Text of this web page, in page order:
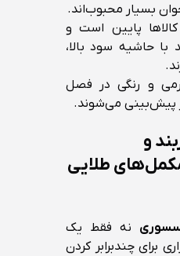
بسیار محبوب‌اند.
پایین است و
با حاشیه سود بالا،
و رنگی در فصل
و
طلایی
نه فقط یک
برای چندبرابر کردن